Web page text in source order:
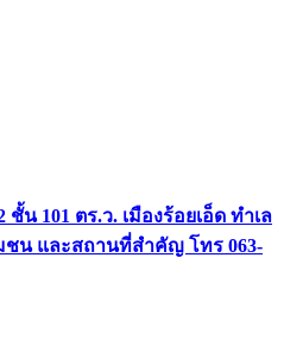
101 ตร.ว. เมืองร้อยเอ็ด ทำเล
ชน และสถานที่สำคัญ โทร 063-